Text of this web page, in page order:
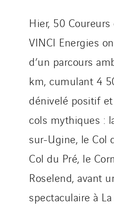
Hier, 50
VINCI Energies
d’un parcours
km, cumulant 4
dénivelé positif
cols mythiques :
sur-Ugine, le Col
Col du Pré, le
Roselend, avant
spectaculaire à La
Strasser
Stroomverdeler
Sylvestre Energies
TelComTec
Telematic Solutions
TG Concept
Tiab
Top Thermique
TranzCom
Travesset Beziers
Tunzini Antilles
Tunzini Grand Ouest